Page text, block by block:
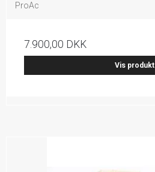
ProAc
7.900,00 DKK
Vis produkt